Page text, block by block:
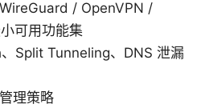
/ OpenVPN /
可用功能集
Split Tunneling、DNS 泄漏
理策略